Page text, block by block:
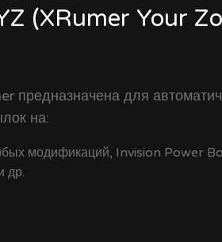
(XRumer Your
предназначена для
на:
модификаций, Invision Power
др.